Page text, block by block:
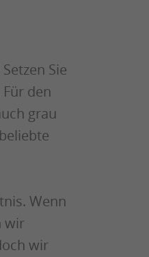
Sie
den
grau
Wenn
wir
wir